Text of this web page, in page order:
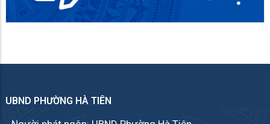
UBND PHƯỜNG HÀ TIÊN